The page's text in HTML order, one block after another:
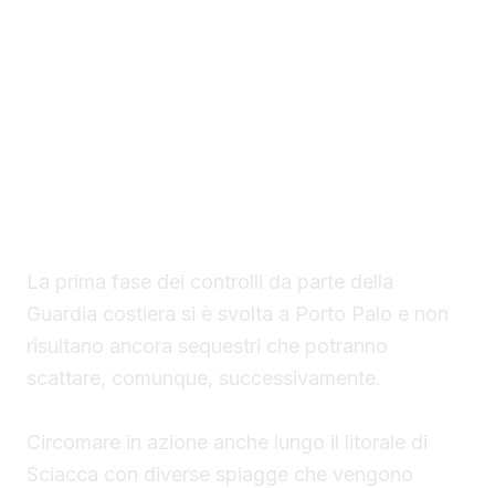
La prima fase dei controlli da parte della
Guardia costiera si è svolta a Porto Palo e non
risultano ancora sequestri che potranno
scattare, comunque, successivamente.
Circomare in azione anche lungo il litorale di
Sciacca con diverse spiagge che vengono